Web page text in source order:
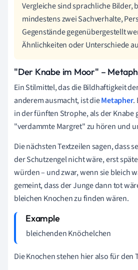
Vergleiche sind sprachliche Bilder,
mindestens zwei Sachverhalte,
Gegenstände gegenübergestellt
Ähnlichkeiten oder Unterschiede
"Der Knabe im Moor" –
Ein Stilmittel, das die Bildhaftigkeit
anderem ausmacht, ist dieMetapher.
in der fünften Strophe, als der Knabe
"verdammte Margret" zu hören und
Die nächsten Textzeilen sagen, dass
der Schutzengel nicht wäre, erst
würden – und zwar, wenn sie bleich
gemeint, dass der Junge dann tot
bleichen Knochen zu finden wären.
bleichenden Knöchelchen
Die Knochen stehen hier also für den